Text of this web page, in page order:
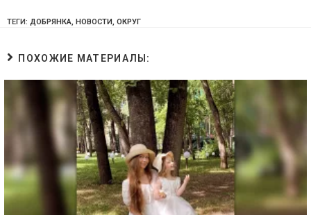
ТЕГИ: ДОБРЯНКА, НОВОСТИ, ОКРУГ
ПОХОЖИЕ МАТЕРИАЛЫ: